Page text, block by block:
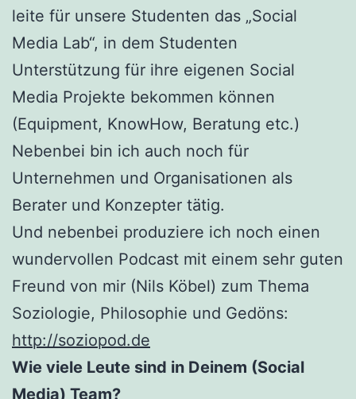
leite für unsere Studenten das „Social
Media Lab“, in dem Studenten
Unterstützung für ihre eigenen Social
Media Projekte bekommen können
(Equipment, KnowHow, Beratung etc.)
Nebenbei bin ich auch noch für
Unternehmen und Organisationen als
Berater und Konzepter tätig.
Und nebenbei produziere ich noch einen
wundervollen Podcast mit einem sehr guten
Freund von mir (Nils Köbel) zum Thema
Soziologie, Philosophie und Gedöns:
http://soziopod.de
Wie viele Leute sind in Deinem (Social
Media) Team?